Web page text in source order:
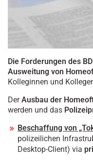
Die Forderungen des
Ausweitung von
Kolleginnen und
DerAusbau der
werden und das
Beschaffung von
polizeilichen
Desktop-Client) via